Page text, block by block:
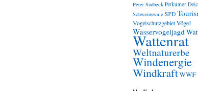
Peter Südbeck Petkumer
Schweinswale SPD
VogelschutzgebietVögel
Wasservogeljagd
Wattenrat
Weltnaturerbe
Windenergie
WindkraftWWF